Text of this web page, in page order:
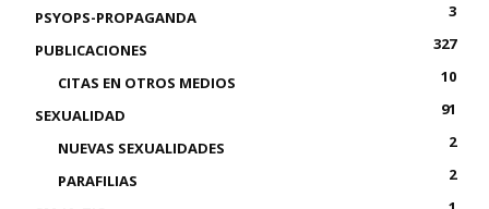
PSYOPS-PROPAGANDA
3
PUBLICACIONES
327
CITAS EN OTROS MEDIOS
10
SEXUALIDAD
91
NUEVAS SEXUALIDADES
2
PARAFILIAS
2